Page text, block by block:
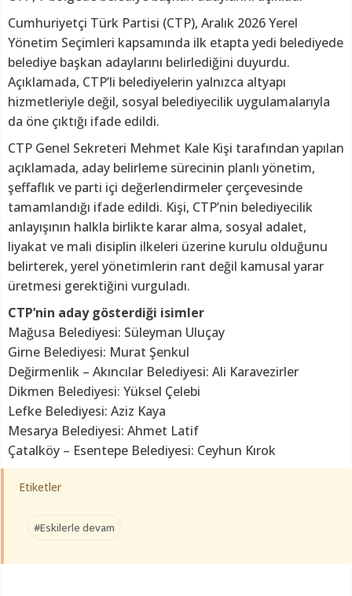
Cumhuriyetçi Türk Partisi (CTP), Aralık 2026 Yerel
Yönetim Seçimleri kapsamında ilk etapta yedi belediyede
belediye başkan adaylarını belirlediğini duyurdu.
Açıklamada, CTP’li belediyelerin yalnızca altyapı
hizmetleriyle değil, sosyal belediyecilik uygulamalarıyla
da öne çıktığı ifade edildi.
CTP Genel Sekreteri Mehmet Kale Kişi tarafından yapılan
açıklamada, aday belirleme sürecinin planlı yönetim,
şeffaflık ve parti içi değerlendirmeler çerçevesinde
tamamlandığı ifade edildi. Kişi, CTP’nin belediyecilik
anlayışının halkla birlikte karar alma, sosyal adalet,
liyakat ve mali disiplin ilkeleri üzerine kurulu olduğunu
belirterek, yerel yönetimlerin rant değil kamusal yarar
üretmesi gerektiğini vurguladı.
CTP’nin aday gösterdiği isimler
Mağusa Belediyesi: Süleyman Uluçay
Girne Belediyesi: Murat Şenkul
Değirmenlik – Akıncılar Belediyesi: Ali Karavezirler
Dikmen Belediyesi: Yüksel Çelebi
Lefke Belediyesi: Aziz Kaya
Mesarya Belediyesi: Ahmet Latif
Çatalköy – Esentepe Belediyesi: Ceyhun Kırok
Etiketler
#Eskilerle devam